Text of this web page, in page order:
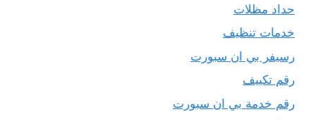
حداد مظلات
خدمات تنظيف
رسيفر بي ان سبورت
رقم تكييف
رقم خدمة بي ان سبورت